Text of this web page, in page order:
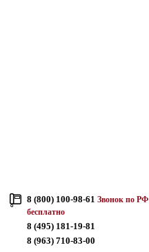
8 (800) 100-98-61 Звонок по РФ
бесплатно
8 (495) 181-19-81
8 (963) 710-83-00